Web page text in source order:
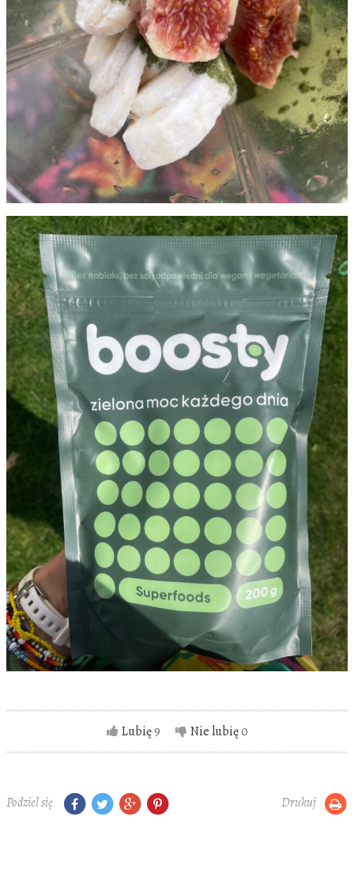
Lubię9 Nie lubię0
Podziel się Drukuj